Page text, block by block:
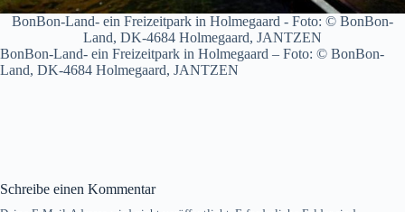
BonBon-Land- ein Freizeitpark in Holmegaard - Foto: © BonBon-
Land, DK-4684 Holmegaard, JANTZEN
BonBon-Land- ein Freizeitpark in Holmegaard – Foto: © BonBon-
Land, DK-4684 Holmegaard, JANTZEN
Schreibe einen Kommentar